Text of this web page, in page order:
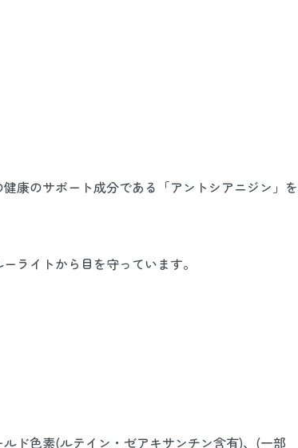
康のサポート成分である「アントシアニジン」を
ライトから目を守っています。
ド色素(ルテイン・ゼアキサンチン含有)、(一部